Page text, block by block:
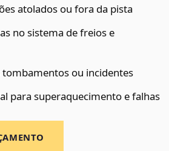
atolados ou fora da pista
no sistema de freios e
tombamentos ou incidentes
para superaquecimento e falhas